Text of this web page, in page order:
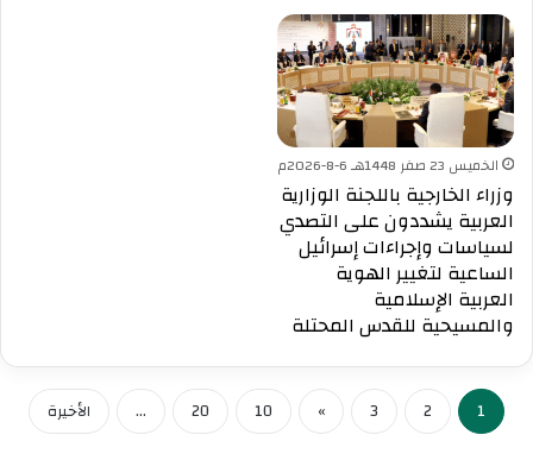
الخميس 23 صفر 1448هـ 6-8-2026م
وزراء الخارجية باللجنة الوزارية
العربية يشددون على التصدي
لسياسات وإجراءات إسرائيل
الساعية لتغيير الهوية
العربية الإسلامية
والمسيحية للقدس المحتلة
1
2
3
»
10
20
... الأخيرة
تصفح الأسئلة المتكررة